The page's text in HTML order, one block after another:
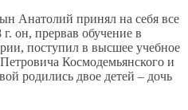
Анатолий принял на себя все
он, прервав обучение в
поступил в высшее учебное
Космодемьянского и
родились двое детей – дочь